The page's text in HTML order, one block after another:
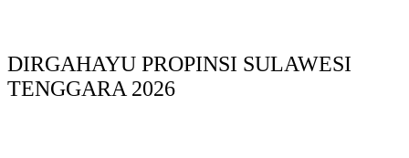
DIRGAHAYU PROPINSI SULAWESI
TENGGARA 2026